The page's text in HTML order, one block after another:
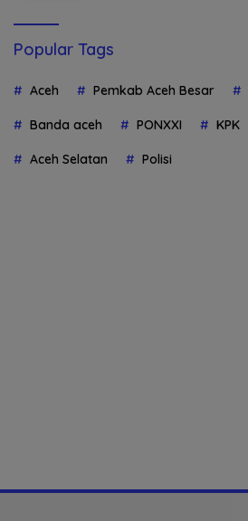
Popular Tags
Aceh Pemkab Aceh Besar
Banda aceh PONXXI KPK
Aceh Selatan Polisi